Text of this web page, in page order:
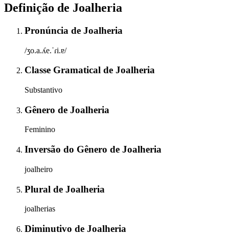
Definição de Joalheria
Pronúncia de Joalheria
/ʒo.a.ʎe.ˈɾi.ɐ/
Classe Gramatical de Joalheria
Substantivo
Gênero de Joalheria
Feminino
Inversão do Gênero de Joalheria
joalheiro
Plural de Joalheria
joalherias
Diminutivo de Joalheria